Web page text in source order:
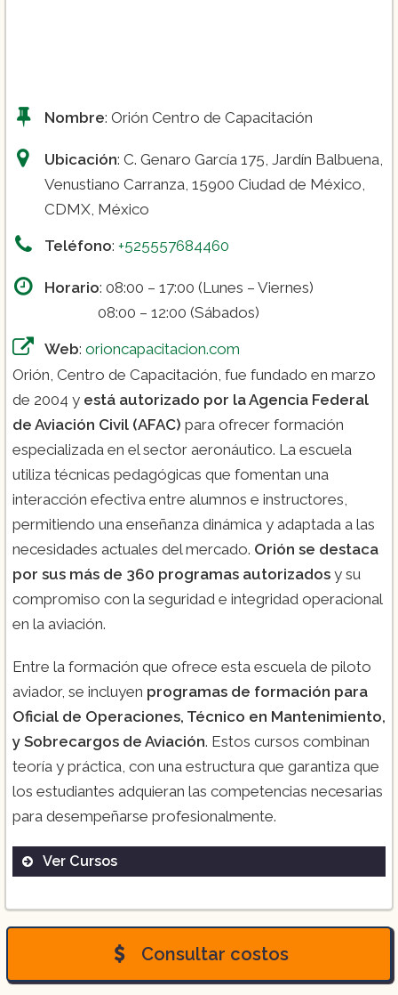
Nombre: Orión Centro de Capacitación
Ubicación: C. Genaro García 175, Jardín Balbuena,
Venustiano Carranza, 15900 Ciudad de México,
CDMX, México
Teléfono: +525557684460
Horario: 08:00 – 17:00 (Lunes – Viernes)
08:00 – 12:00 (Sábados)
Web: orioncapacitacion.com
Orión, Centro de Capacitación, fue fundado en marzo
de 2004 y está autorizado por la Agencia Federal
de Aviación Civil (AFAC) para ofrecer formación
especializada en el sector aeronáutico. La escuela
utiliza técnicas pedagógicas que fomentan una
interacción efectiva entre alumnos e instructores,
permitiendo una enseñanza dinámica y adaptada a las
necesidades actuales del mercado. Orión se destaca
por sus más de 360 programas autorizados y su
compromiso con la seguridad e integridad operacional
en la aviación.
Entre la formación que ofrece esta escuela de piloto
aviador, se incluyen programas de formación para
Oficial de Operaciones, Técnico en Mantenimiento,
y Sobrecargos de Aviación. Estos cursos combinan
teoría y práctica, con una estructura que garantiza que
los estudiantes adquieran las competencias necesarias
para desempeñarse profesionalmente.
Ver Cursos
Oficial de Operaciones:
Consultar costos